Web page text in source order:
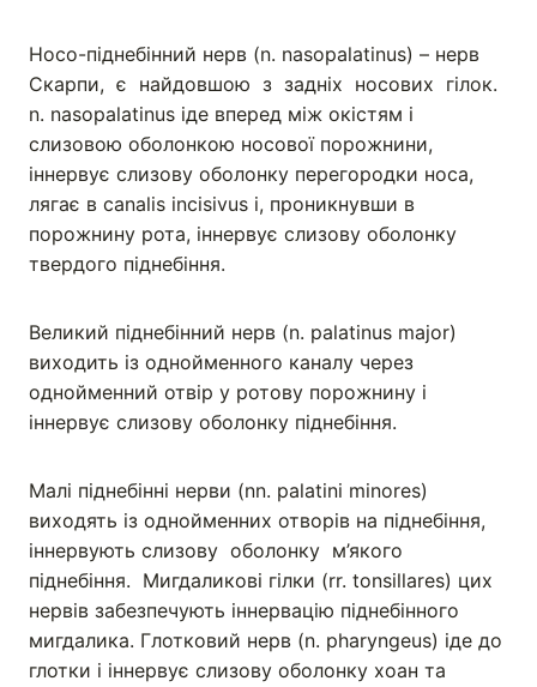
Носо-піднебінний нерв (n. nasopalatinus) – нерв
Скарпи, є найдовшою з задніх носових гілок.
n. nasopalatinus іде вперед між окістям і
слизовою оболонкою носової порожнини,
іннервує слизову оболонку перегородки носа,
лягає в canalis incisivus i, проникнувши в
порожнину рота, іннервує слизову оболонку
твердого піднебіння.
Великий піднебінний нерв (n. palatinus major)
виходить із однойменного каналу через
однойменний отвір у ротову порожнину і
іннервує слизову оболонку піднебіння.
Малі піднебінні нерви (nn. palatini minores)
виходять із однойменних отворів на піднебіння,
іннервують слизову оболонку м’якого
піднебіння. Мигдаликові гілки (rr. tonsillares) цих
нервів забезпечують іннервацію піднебінного
мигдалика. Глотковий нерв (n. pharyngeus) іде до
глотки і іннервує слизову оболонку хоан та